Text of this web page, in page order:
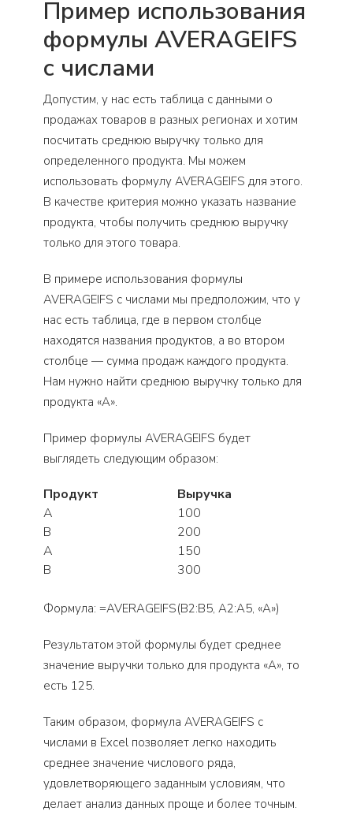
Пример использования
формулы AVERAGEIFS
с числами
Допустим, у нас есть таблица с данными о
продажах товаров в разных регионах и хотим
посчитать среднюю выручку только для
определенного продукта. Мы можем
использовать формулу AVERAGEIFS для этого.
В качестве критерия можно указать название
продукта, чтобы получить среднюю выручку
только для этого товара.
В примере использования формулы
AVERAGEIFS с числами мы предположим, что у
нас есть таблица, где в первом столбце
находятся названия продуктов, а во втором
столбце — сумма продаж каждого продукта.
Нам нужно найти среднюю выручку только для
продукта «А».
Пример формулы AVERAGEIFS будет
выглядеть следующим образом:
Продукт
Выручка
А
100
В
200
А
150
В
300
Формула: =AVERAGEIFS(B2:B5, A2:A5, «А»)
Результатом этой формулы будет среднее
значение выручки только для продукта «А», то
есть 125.
Таким образом, формула AVERAGEIFS с
числами в Excel позволяет легко находить
среднее значение числового ряда,
удовлетворяющего заданным условиям, что
делает анализ данных проще и более точным.